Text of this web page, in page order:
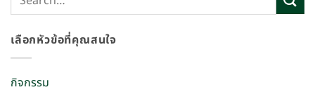
เลือกหัวข้อที่คุณสนใจ
กิจกรรม